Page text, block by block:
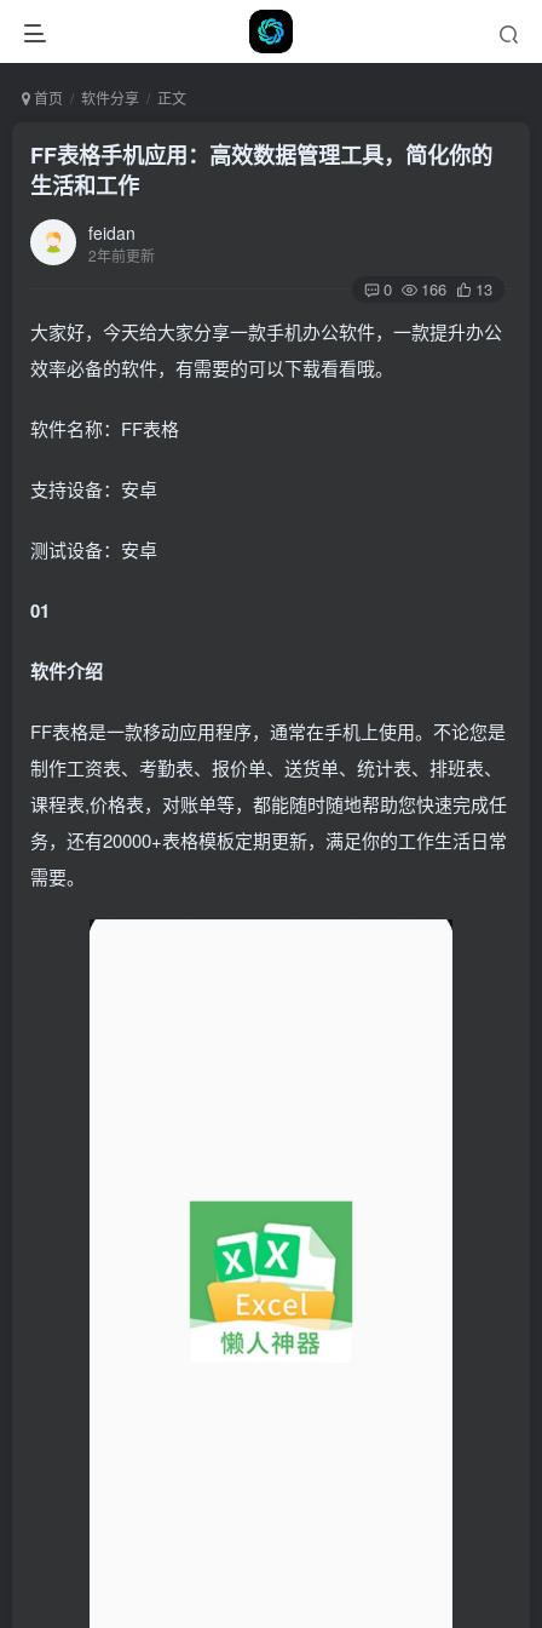
首页 软件分享 正文
FF表格手机应用：高效数据管理工具，简化你的
生活和工作
feidan
2年前更新
0 166 13
大家好，今天给大家分享一款手机办公软件，一款提升办公
效率必备的软件，有需要的可以下载看看哦。
软件名称：FF表格
支持设备：安卓
测试设备：安卓
01
软件介绍
FF表格是一款移动应用程序，通常在手机上使用。不论您是
制作工资表、考勤表、报价单、送货单、统计表、排班表、
课程表,价格表，对账单等，都能随时随地帮助您快速完成任
务，还有20000+表格模板定期更新，满足你的工作生活日常
需要。